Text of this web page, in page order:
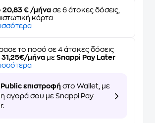
20,83 € /μήνα σε 6 άτοκες δόσεις,
κάρτα
το ποσό σε 4 άτοκες δόσεις
31,25€/μήνα με Snappi Pay Later
επιστροφή στο Wallet, με
αγορά σου με Snappi Pay